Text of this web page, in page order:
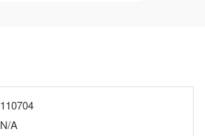
110704
N/A